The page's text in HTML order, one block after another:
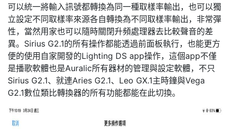
可以統一將輸入訊號都轉換為同一種取樣率輸出，也可以獨
立設定不同取樣率來源各自轉換為不同取樣率輸出，非常彈
性，當然用家也可以隨時關閉升頻處理器去比較聲音的差
異。Sirius G2.1的所有操作都能透過前面板執行，也能更方
便的使用自家開發的Lighting DS app操作，這個app不僅
是播歌軟體也是Auralic所有器材的管理與設定軟體，不只
Sirius G2.1、就連Aries G2.1、Leo GX.1主時鐘與Vega
G2.1數位類比轉換器的所有功能都能在此切換。